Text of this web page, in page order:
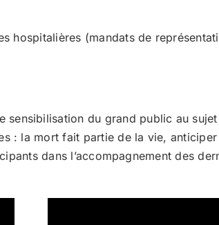
hospitalières (mandats de
sensibilisation du grand public au
: la mort fait partie de la vie,
dans l’accompagnement des